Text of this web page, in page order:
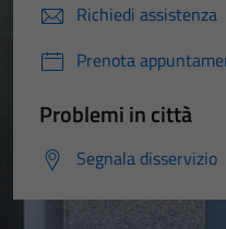
Richiedi assistenza
Prenota
Problemi in città
Segnala disservizio